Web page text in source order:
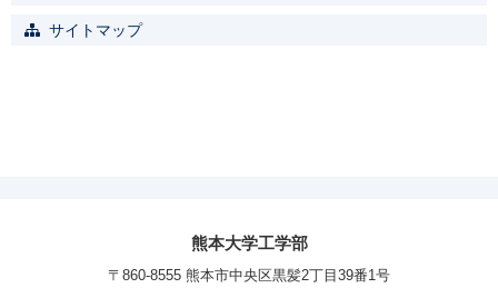
サイトマップ
熊本大学工学部
〒860-8555 熊本市中央区黒髪2丁目39番1号